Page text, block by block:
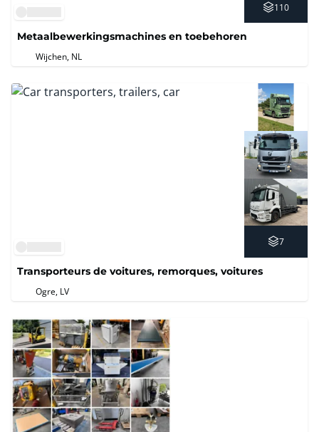
110
Metaalbewerkingsmachines en toebehoren
Wijchen, NL
7
Transporteurs de voitures, remorques, voitures
Ogre, LV